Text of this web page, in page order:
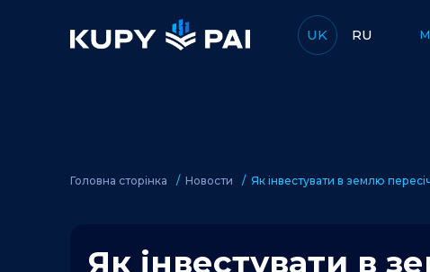
UK RU
Головна сторінка Новости Як інвестувати в землю
Як інвестувати в